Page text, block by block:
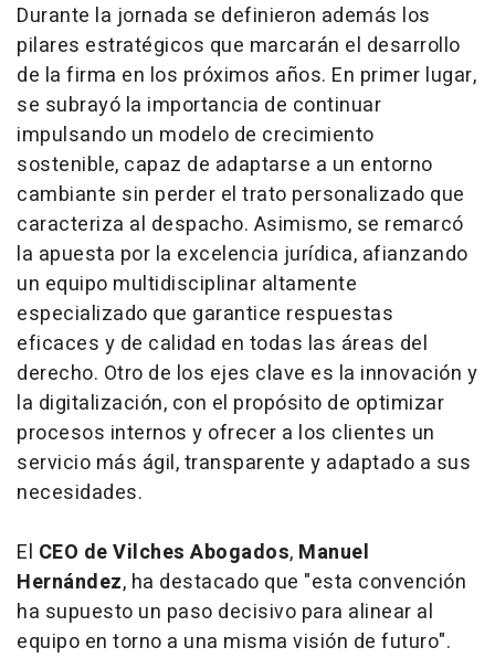
Durante la jornada se definieron además los
pilares estratégicos que marcarán el desarrollo
de la firma en los próximos años. En primer lugar,
se subrayó la importancia de continuar
impulsando un modelo de crecimiento
sostenible, capaz de adaptarse a un entorno
cambiante sin perder el trato personalizado que
caracteriza al despacho. Asimismo, se remarcó
la apuesta por la excelencia jurídica, afianzando
un equipo multidisciplinar altamente
especializado que garantice respuestas
eficaces y de calidad en todas las áreas del
derecho. Otro de los ejes clave es la innovación y
la digitalización, con el propósito de optimizar
procesos internos y ofrecer a los clientes un
servicio más ágil, transparente y adaptado a sus
necesidades.
El CEO de Vilches Abogados, Manuel
Hernández, ha destacado que "esta convención
ha supuesto un paso decisivo para alinear al
equipo en torno a una misma visión de futuro".